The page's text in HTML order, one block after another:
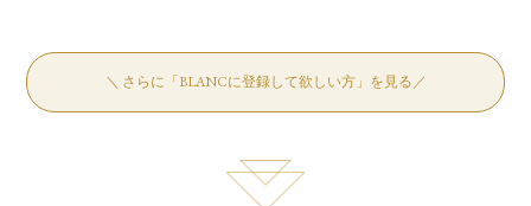
＼ さらに「BLANCに登録して欲しい方」を見る／